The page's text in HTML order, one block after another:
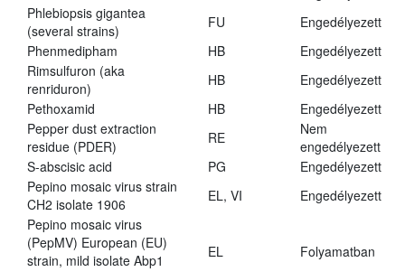
Phlebiopsis gigantea
(several strains)
FU
Engedélyezett
Phenmedipham
HB
Engedélyezett
Rimsulfuron (aka
renriduron)
HB
Engedélyezett
Pethoxamid
HB
Engedélyezett
Pepper dust extraction
residue (PDER)
RE
Nem
engedélyezett
S-abscisic acid
PG
Engedélyezett
Pepino mosaic virus strain
CH2 isolate 1906
EL, VI
Engedélyezett
Pepino mosaic virus
(PepMV) European (EU)
strain, mild isolate Abp1
EL Folyamatban